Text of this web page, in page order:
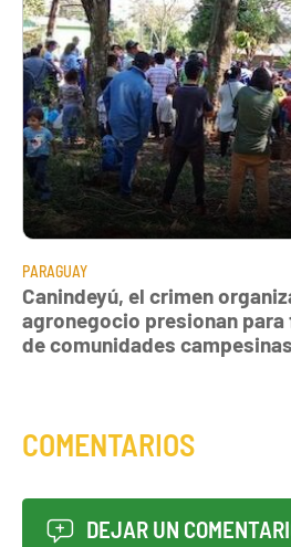
PARAGUAY
Canindeyú, el crimen
agronegocio presionan
de comunidades campesinas
COMENTARIOS
DEJAR UN